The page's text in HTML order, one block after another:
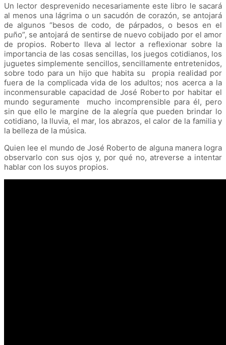
Un lector desprevenido necesariamente este libro le sacará
al menos una lágrima o un sacudón de corazón, se antojará
de algunos “besos de codo, de párpados, o besos en el
puño”, se antojará de sentirse de nuevo cobijado por el amor
de propios. Roberto lleva al lector a reflexionar sobre la
importancia de las cosas sencillas, los juegos cotidianos, los
juguetes simplemente sencillos, sencillamente entretenidos,
sobre todo para un hijo que habita su propia realidad por
fuera de la complicada vida de los adultos; nos acerca a la
inconmensurable capacidad de José Roberto por habitar el
mundo seguramente mucho incomprensible para él, pero
sin que ello le margine de la alegría que pueden brindar lo
cotidiano, la lluvia, el mar, los abrazos, el calor de la familia y
la belleza de la música.
Quien lee el mundo de José Roberto de alguna manera logra
observarlo con sus ojos y, por qué no, atreverse a intentar
hablar con los suyos propios.